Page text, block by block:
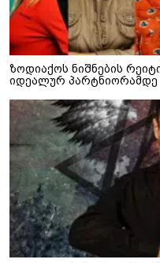
ზოდიაქოს ნიშნების
იდეალურ პარტნიორამდე